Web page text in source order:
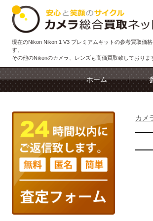
現在のNikon Nikon 1 V3 プレミアムキットの参考買取価
す。
その他のNikonのカメラ、レンズも高価買取致しておりま
ホーム
カメ